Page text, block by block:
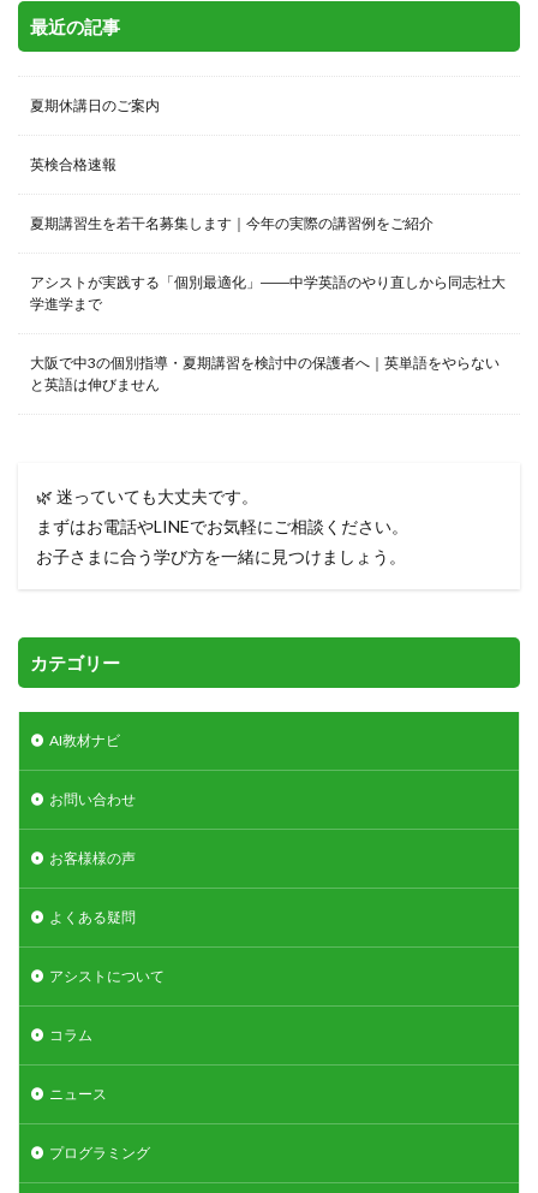
最近の記事
夏期休講日のご案内
英検合格速報
夏期講習生を若干名募集します｜今年の実際の講習例をご紹介
アシストが実践する「個別最適化」――中学英語のやり直しから同志社大
学進学まで
大阪で中3の個別指導・夏期講習を検討中の保護者へ｜英単語をやらない
と英語は伸びません
🌿 迷っていても大丈夫です。
まずはお電話やLINEでお気軽にご相談ください。
お子さまに合う学び方を一緒に見つけましょう。
カテゴリー
AI教材ナビ
お問い合わせ
お客様様の声
よくある疑問
アシストについて
コラム
ニュース
プログラミング